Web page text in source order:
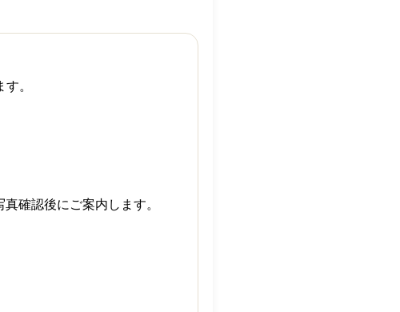
。
確認後にご案内します。